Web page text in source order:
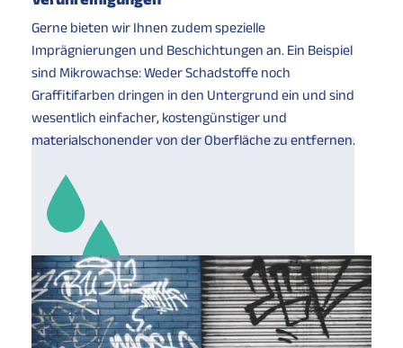
Gerne bieten wir Ihnen zudem spezielle
Imprägnierungen und Beschichtungen an. Ein Beispiel
sind Mikrowachse: Weder Schadstoffe noch
Graffitifarben dringen in den Untergrund ein und sind
wesentlich einfacher, kostengünstiger und
materialschonender von der Oberfläche zu entfernen.